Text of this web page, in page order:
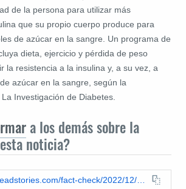
de la persona para utilizar más
que su propio cuerpo produce para
de azúcar en la sangre. Un programa de
dieta, ejercicio y pérdida de peso
la resistencia a la insulina y, a su vez, a
azúcar en la sangre, según la
Investigación de Diabetes.
a los demás sobre la
noticia?